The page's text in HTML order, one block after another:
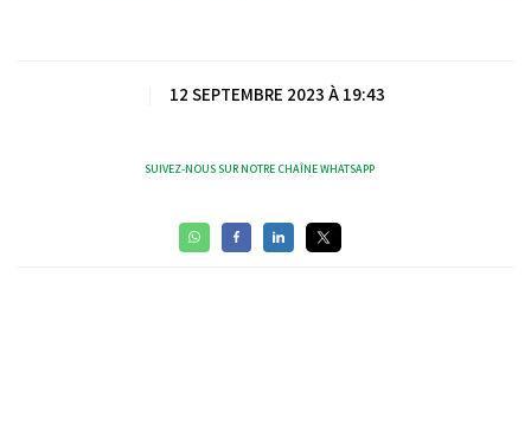
12 SEPTEMBRE 2023 À 19:43
SUIVEZ-NOUS SUR NOTRE CHAÎNE WHATSAPP